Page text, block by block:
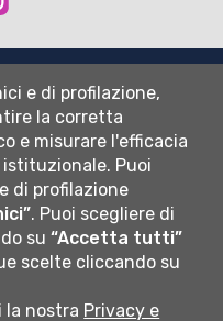
studi di Bergamo
e di profilazione,
la corretta
e misurare l'efficacia
Puoi
di profilazione
. Puoi scegliere di
su“Accetta tutti”
scelte cliccando su
la nostra Privacy e